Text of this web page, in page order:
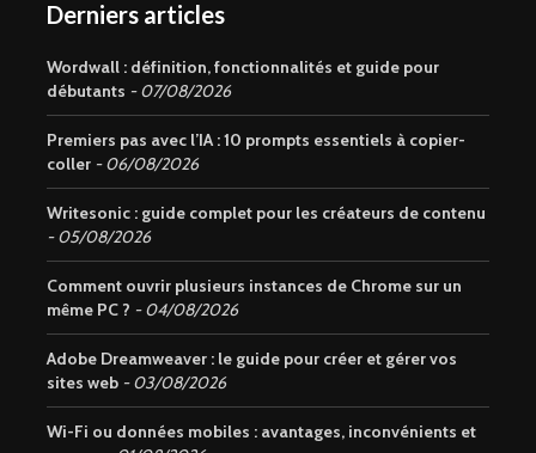
Derniers articles
Wordwall : définition, fonctionnalités et guide pour
débutants
07/08/2026
Premiers pas avec l’IA : 10 prompts essentiels à copier-
coller
06/08/2026
Writesonic : guide complet pour les créateurs de contenu
05/08/2026
Comment ouvrir plusieurs instances de Chrome sur un
même PC ?
04/08/2026
Adobe Dreamweaver : le guide pour créer et gérer vos
sites web
03/08/2026
Wi-Fi ou données mobiles : avantages, inconvénients et